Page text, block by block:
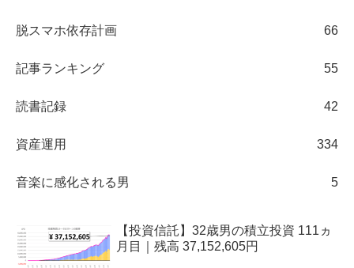
脱スマホ依存計画 66
記事ランキング 55
読書記録 42
資産運用 334
音楽に感化される男 5
【投資信託】32歳男の積立投資 111ヵ
月目｜残高 37,152,605円